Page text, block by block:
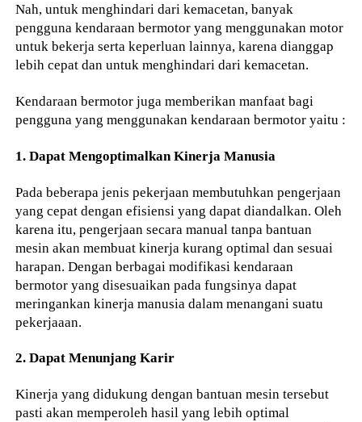
Nah, untuk menghindari dari kemacetan, banyak
pengguna kendaraan bermotor yang menggunakan motor
untuk bekerja serta keperluan lainnya, karena dianggap
lebih cepat dan untuk menghindari dari kemacetan.
Kendaraan bermotor juga memberikan manfaat bagi
pengguna yang menggunakan kendaraan bermotor yaitu :
1. Dapat Mengoptimalkan Kinerja Manusia
Pada beberapa jenis pekerjaan membutuhkan pengerjaan
yang cepat dengan efisiensi yang dapat diandalkan. Oleh
karena itu, pengerjaan secara manual tanpa bantuan
mesin akan membuat kinerja kurang optimal dan sesuai
harapan. Dengan berbagai modifikasi kendaraan
bermotor yang disesuaikan pada fungsinya dapat
meringankan kinerja manusia dalam menangani suatu
pekerjaaan.
2. Dapat Menunjang Karir
Kinerja yang didukung dengan bantuan mesin tersebut
pasti akan memperoleh hasil yang lebih optimal